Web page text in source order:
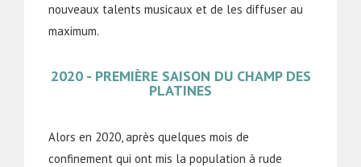
nouveaux talents musicaux et de les diffuser au
maximum.
2020 - PREMIÈRE SAISON DU CHAMP DES
PLATINES
Alors en 2020, après quelques mois de
confinement qui ont mis la population à rude